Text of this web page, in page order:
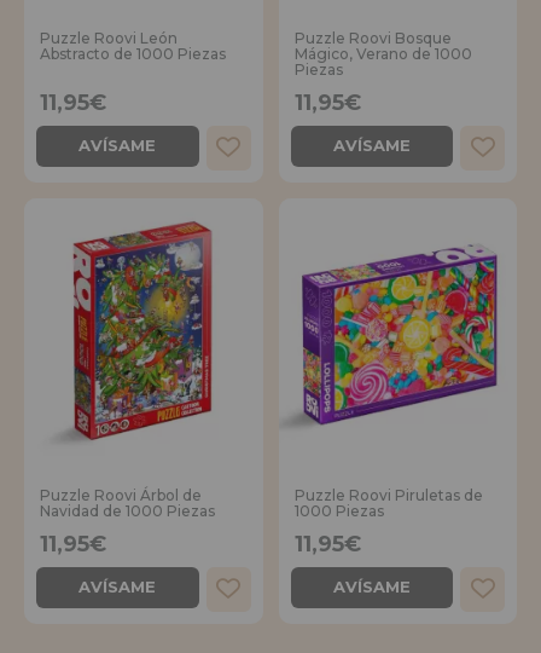
Puzzle Roovi León
Abstracto de 1000 Piezas
11,95€
AVÍSAME
Puzzle Roovi Bosque
Mágico, Verano de 1000
Piezas
11,95€
AVÍSAME
Puzzle Roovi Árbol de
Navidad de 1000 Piezas
11,95€
AVÍSAME
Puzzle Roovi Piruletas de
1000 Piezas
11,95€
AVÍSAME